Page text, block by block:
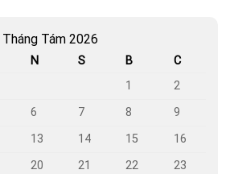
Tháng Tám 2026
N S B
C
1
2
6 7 8
9
13 14 15
16
20 21 22
23